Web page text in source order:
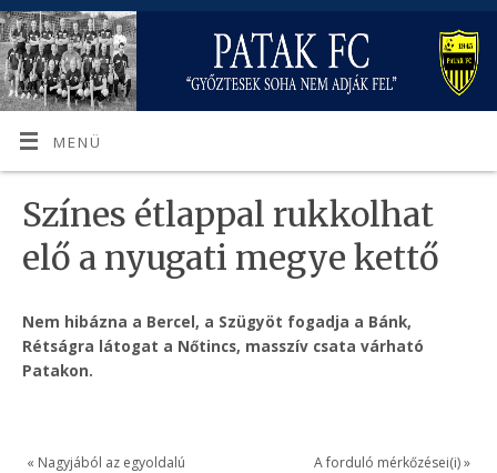
MENÜ
Színes étlappal rukkolhat
elő a nyugati megye kettő
Nem hibázna a Bercel, a Szügyöt fogadja a Bánk,
Rétságra látogat a Nőtincs, masszív csata várható
Patakon.
« Nagyjából az egyoldalú
A forduló mérkőzései(i)»